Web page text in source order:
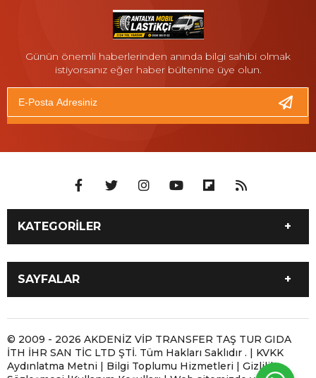
Günün önemli haberlerinden anında bilgi sahibi olmak
istiyorsanız eğer haber bültenine üye olun.
KATEGORİLER
İLETİŞİM 05061800102
Antalya 7/24 Moto Yol
Taşıma
Antalya Motosiklet Çekici
ve Moto Yol Yardım
Antalya Moto Yol Yardım |
Motosikletiniz Yolda
Kaldığında
SAYFALAR
Antalya 7/24 Moto Yol
Yardım ve Motosiklet
Taşıma
Antalya Yerinde Lastik
Tamiri | 7/24 Mobil
Lastikçi
© 2009 - 2026 AKDENİZ VİP TRANSFER TAŞ TUR GIDA
İTH İHR SAN TİC LTD ŞTİ. Tüm Hakları Saklıdır . | KVKK
Aydınlatma Metni | Bilgi Toplumu Hizmetleri | Gizlilik